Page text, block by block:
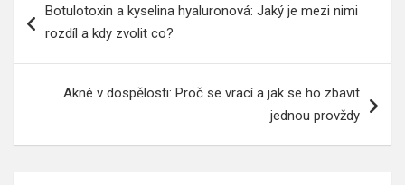
proBotulotoxin a kyselina hyaluronová: Jaký je mezi nimi
rozdíl a kdy zvolit co?
Akné v dospělosti: Proč se vrací a jak se ho zbavit
jednou provždy